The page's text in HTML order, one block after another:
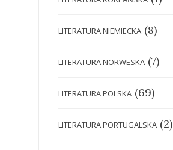
LITERATURA NIEMIECKA (8)
LITERATURA NORWESKA (7)
LITERATURA POLSKA (69)
LITERATURA PORTUGALSKA (2)